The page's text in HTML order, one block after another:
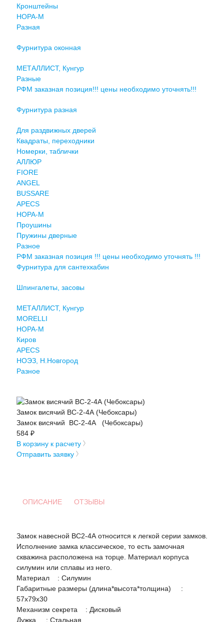
Кронштейны
НОРА-М
Разная
Фурнитура оконная
МЕТАЛЛИСТ, Кунгур
Разные
РФМ заказная позиция!!! цены необходимо уточнять!!!
Фурнитура разная
Для раздвижных дверей
Квадраты, переходники
Номерки, таблички
АЛЛЮР
FIORE
ANGEL
BUSSARE
APECS
НОРА-М
Проушины
Пружины дверные
Разное
РФМ заказная позиция !!! цены необходимо уточнять !!!
Фурнитура для сантехкабин
Шпингалеты, засовы
МЕТАЛЛИСТ, Кунгур
MORELLI
НОРА-М
Киров
APECS
НОЭЗ, Н.Новгород
Разное
Замок висячий ВС-2-4А (Чебоксары)
Замок висячий ВС-2-4А (Чебоксары)
584 ₽
В корзину к расчету
Отправить заявку
ОПИСАНИЕ ОТЗЫВЫ
Замок навесной ВС2-4А относится к легкой серии замков.
Исполнение замка классическое, то есть замочная
скважина расположена на торце. Материал корпуса
силумин или сплавы из него.
Материал : Силумин
Габаритные размеры (длина*высота*толщина) :
57х79х30
Механизм секрета : Дисковый
Дужка : Стальная